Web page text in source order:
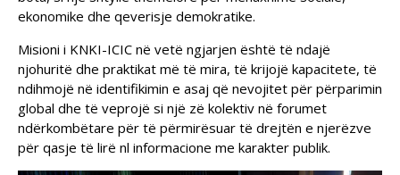
ekonomike dhe qeverisje demokratike.
Misioni i KNKI-ICIC në vetë ngjarjen është të ndajë
njohuritë dhe praktikat më të mira, të krijojë kapacitete, të
ndihmojë në identifikimin e asaj që nevojitet për përparimin
global dhe të veprojë si një zë kolektiv në forumet
ndërkombëtare për të përmirësuar të drejtën e njerëzve
për qasje të lirë nl informacione me karakter publik.